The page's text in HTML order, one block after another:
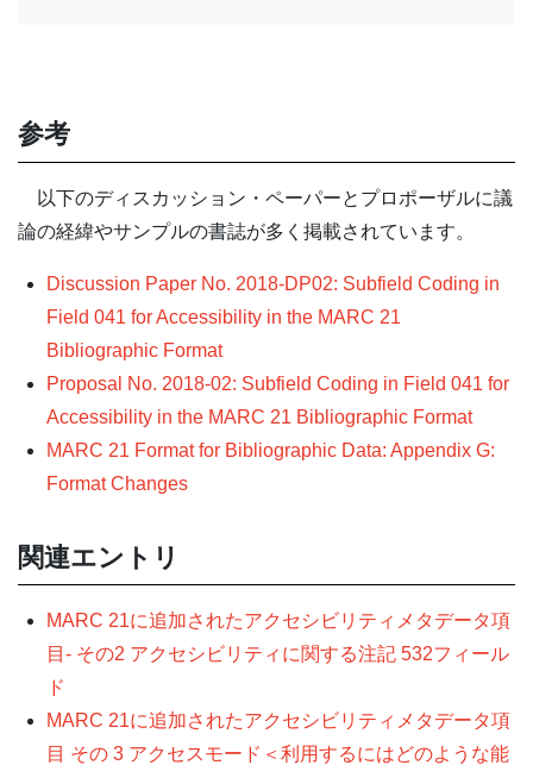
参考
以下のディスカッション・ペーパーとプロポーザルに議
論の経緯やサンプルの書誌が多く掲載されています。
Discussion Paper No. 2018-DP02: Subfield Coding in
Field 041 for Accessibility in the MARC 21
Bibliographic Format
Proposal No. 2018-02: Subfield Coding in Field 041 for
Accessibility in the MARC 21 Bibliographic Format
MARC 21 Format for Bibliographic Data: Appendix G:
Format Changes
関連エントリ
MARC 21に追加されたアクセシビリティメタデータ項
目- その2 アクセシビリティに関する注記 532フィール
ド
MARC 21に追加されたアクセシビリティメタデータ項
目 その 3 アクセスモード＜利用するにはどのような能